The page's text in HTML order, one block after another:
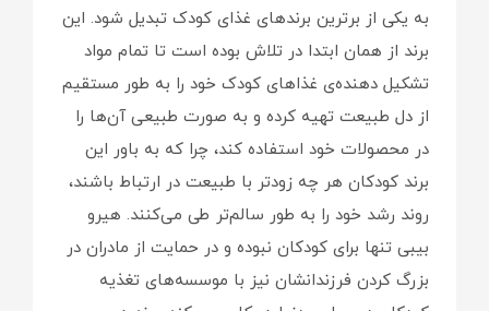
به یکی از برترین برندهای غذای کودک تبدیل شود. این
برند از همان ابتدا در تلاش بوده است تا تمام مواد
تشکیل دهنده‌ی غذاهای کودک خود را به طور مستقیم
از دل طبیعت تهیه کرده و به صورت طبیعی آن‌ها را
در محصولات خود استفاده کند، چرا که به باور این
برند کودکان هر چه زودتر با طبیعت در ارتباط باشند،
روند رشد خود را به طور سالم‌تر طی می‌کنند. هیرو
بیبی تنها برای کودکان نبوده و در حمایت از مادران در
بزرگ کردن فرزندانشان نیز با موسسه‌های تغذیه